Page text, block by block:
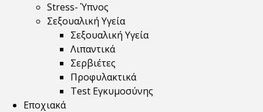
Stress- Ύπνος
Σεξουαλική Υγεία
Σεξουαλική Υγεία
Λιπαντικά
Σερβιέτες
Προφυλακτικά
Test Εγκυμοσύνης
Εποχιακά